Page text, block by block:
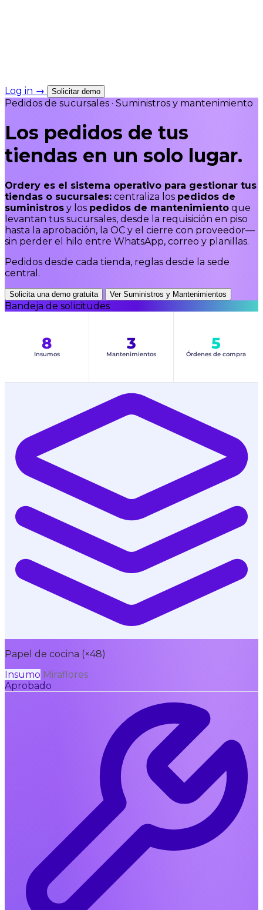
Log in → Solicitar demo
Pedidos de sucursales · Suministros y mantenimiento
Los pedidos de tus
tiendas en un solo lugar.
Ordery es el sistema operativo para gestionar tus
tiendas o sucursales: centraliza los pedidos de
suministros y los pedidos de mantenimiento que
levantan tus sucursales, desde la requisición en piso
hasta la aprobación, la OC y el cierre con proveedor—
sin perder el hilo entre WhatsApp, correo y planillas.
Pedidos desde cada tienda, reglas desde la sede
central.
Solicita una demo gratuita Ver Suministros y Mantenimientos
Bandeja de solicitudes
8
Insumos
3
Mantenimientos
5
Órdenes de compra
Papel de cocina (×48)
Insumo Miraflores
Aprobado